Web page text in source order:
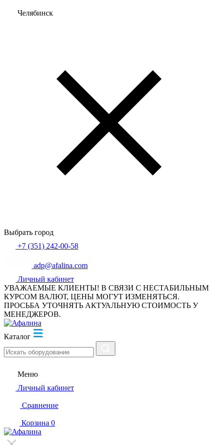
Челябинск
Выбрать город
+7 (351) 242-00-58
adp@afalina.com
Личный кабинет
УВАЖАЕМЫЕ КЛИЕНТЫ! В СВЯЗИ С НЕСТАБИЛЬНЫМ
КУРСОМ ВАЛЮТ, ЦЕНЫ МОГУТ ИЗМЕНЯТЬСЯ.
ПРОСЬБА УТОЧНЯТЬ АКТУАЛЬНУЮ СТОИМОСТЬ У
МЕНЕДЖЕРОВ.
Каталог
Меню
Личный кабинет
Сравнение
Корзина 0